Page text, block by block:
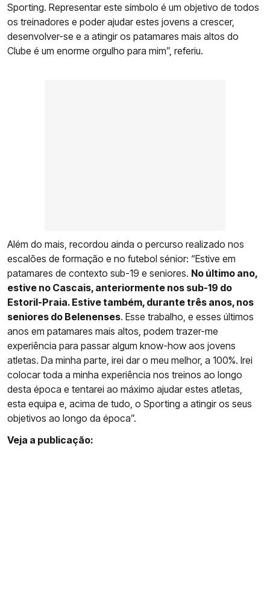
Sporting. Representar este símbolo é um objetivo de todos
os treinadores e poder ajudar estes jovens a crescer,
desenvolver-se e a atingir os patamares mais altos do
Clube é um enorme orgulho para mim”, referiu.
Além do mais, recordou ainda o percurso realizado nos
escalões de formação e no futebol sénior: “Estive em
patamares de contexto sub-19 e seniores. No último ano,
estive no Cascais, anteriormente nos sub-19 do
Estoril-Praia. Estive também, durante três anos, nos
seniores do Belenenses. Esse trabalho, e esses últimos
anos em patamares mais altos, podem trazer-me
experiência para passar algum know-how aos jovens
atletas. Da minha parte, irei dar o meu melhor, a 100%. Irei
colocar toda a minha experiência nos treinos ao longo
desta época e tentarei ao máximo ajudar estes atletas,
esta equipa e, acima de tudo, o Sporting a atingir os seus
objetivos ao longo da época”.
Veja a publicação: